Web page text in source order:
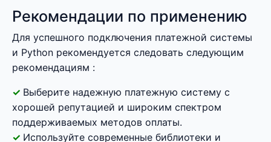
Рекомендации по применению
Для успешного подключения платежной системы
и Python рекомендуется следовать следующим
рекомендациям :
Выберите надежную платежную систему с
хорошей репутацией и широким спектром
поддерживаемых методов оплаты.
Используйте современные библиотеки и